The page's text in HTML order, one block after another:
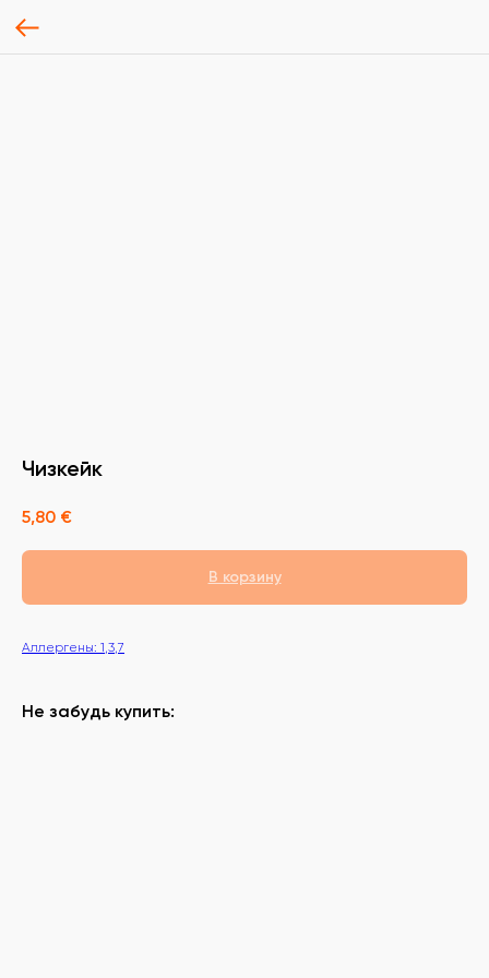
Чизкейк
5,80 €
В корзину
Аллергены: 1,3,7
Не забудь купить: